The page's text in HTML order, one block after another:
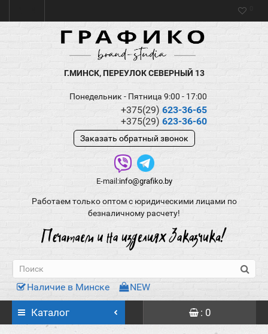
Г.МИНСК, ПЕРЕУЛОК СЕВЕРНЫЙ 13
Понедельник - Пятница 9:00 - 17:00
+375(29) 623-36-65
+375(29) 623-36-60
Заказать обратный звонок
E-mail:info@grafiko.by
Работаем только оптом с юридическими лицами по
безналичному расчету!
Наличие в Минске NEW
Каталог : 0